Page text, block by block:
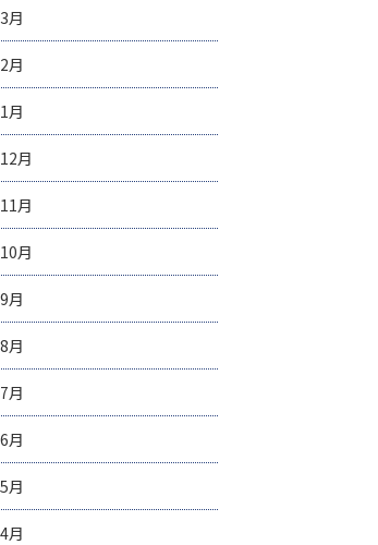
月
月
月
月
月
月
月
月
月
月
月
月